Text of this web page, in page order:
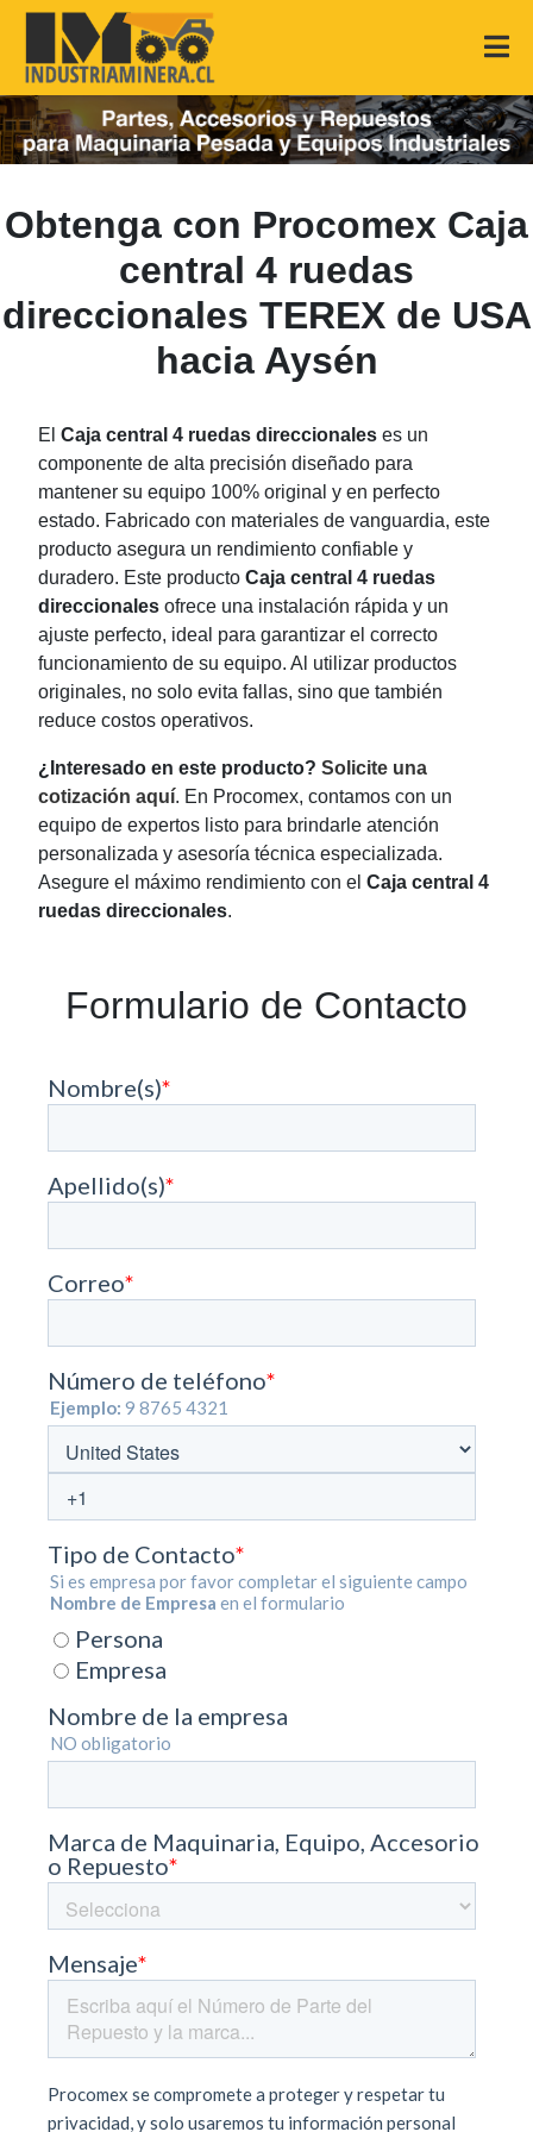
Obtenga con Procomex Caja
central 4 ruedas
direccionales TEREX de USA
hacia Aysén
El Caja central 4 ruedas direccionales es un
componente de alta precisión diseñado para
mantener su equipo 100% original y en perfecto
estado. Fabricado con materiales de vanguardia, este
producto asegura un rendimiento confiable y
duradero. Este producto Caja central 4 ruedas
direccionales ofrece una instalación rápida y un
ajuste perfecto, ideal para garantizar el correcto
funcionamiento de su equipo. Al utilizar productos
originales, no solo evita fallas, sino que también
reduce costos operativos.
¿Interesado en este producto? Solicite una
cotización aquí. En Procomex, contamos con un
equipo de expertos listo para brindarle atención
personalizada y asesoría técnica especializada.
Asegure el máximo rendimiento con el Caja central 4
ruedas direccionales.
Formulario de Contacto